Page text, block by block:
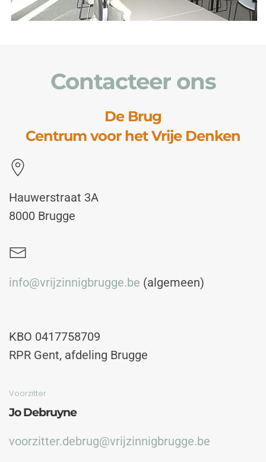
Contacteer ons
De Brug
Centrum voor het Vrije Denken
Hauwerstraat 3A
8000 Brugge
info@vrijzinnigbrugge.be (algemeen)
KBO 0417758709
RPR Gent, afdeling Brugge
Voorzitter
Jo Debruyne
voorzitter.debrug@vrijzinnigbrugge.be